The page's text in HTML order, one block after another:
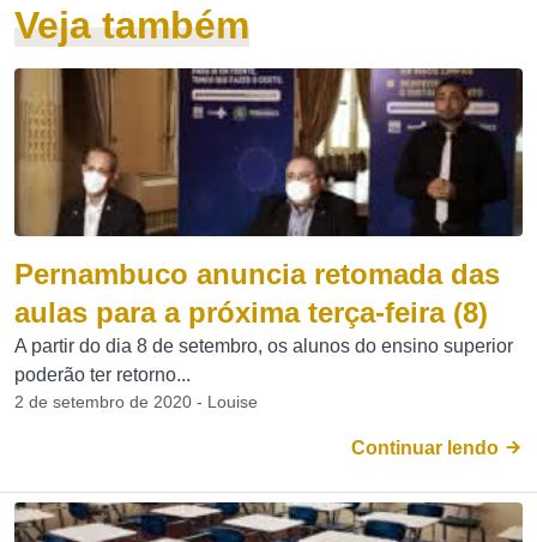
Veja também
Pernambuco anuncia retomada das
aulas para a próxima terça-feira (8)
A partir do dia 8 de setembro, os alunos do ensino superior
poderão ter retorno...
2 de setembro de 2020 - Louise
Continuar lendo